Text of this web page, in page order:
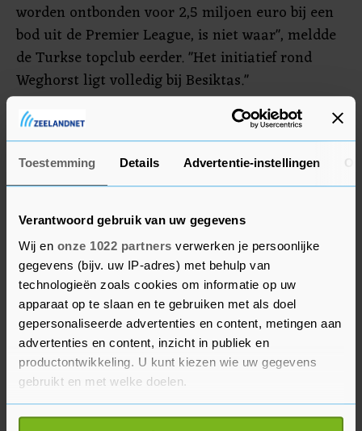
Toestemming Details Advertentie-instellingen
Verantwoord gebruik van uw gegevens
Wij en onze 1022 partners verwerken je persoonlijke
gegevens (bijv. uw IP-adres) met behulp van
technologieën zoals cookies om informatie op uw
apparaat op te slaan en te gebruiken met als doel
gepersonaliseerde advertenties en content, metingen aan
advertenties en content, inzicht in publiek en
productontwikkeling. U kunt kiezen wie uw gegevens
gebruikt en met welke doelen.
Als u het toestaat, willen we ook graag:
worden ontbonden voor 2,5 miljoen euro bij een
bod uit de Premier League, is niet waar", meldde
de Turkse topclub eerder. "Het initiatief rond
Weghorst ligt volledig bij Besiktas."
Weghorst heeft bij Burnley, dat vorig seizoen uit
de Premier League degradeerde, nog een
contract tot de zomer van 2025.